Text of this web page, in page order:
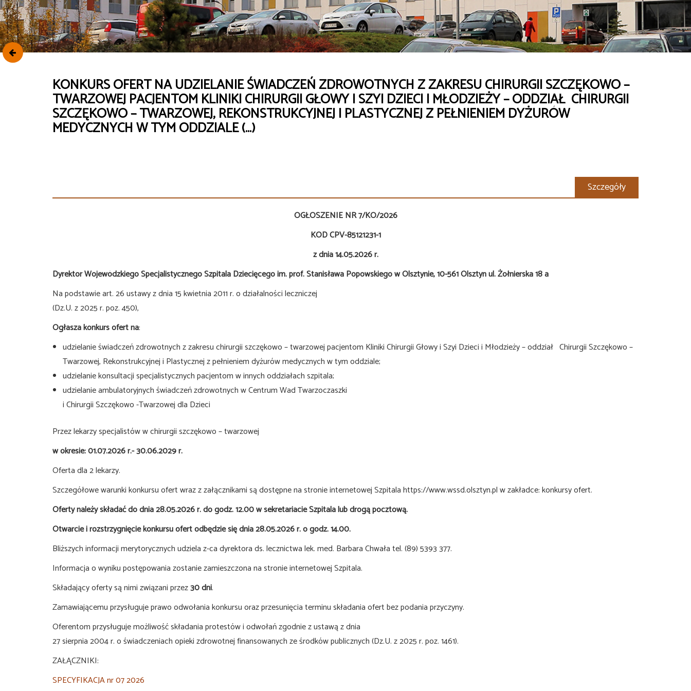
KONKURS OFERT NA UDZIELANIE ŚWIADCZEŃ ZDROWOTNYCH Z ZAKRESU CHIRURGII SZCZĘKOWO –
TWARZOWEJ PACJENTOM KLINIKI CHIRURGII GŁOWY I SZYI DZIECI I MŁODZIEŻY – ODDZIAŁ CHIRURGII
SZCZĘKOWO – TWARZOWEJ, REKONSTRUKCYJNEJ I PLASTYCZNEJ Z PEŁNIENIEM DYŻURÓW
MEDYCZNYCH W TYM ODDZIALE (…)
Szczegóły
OGŁOSZENIE NR 7/KO/2026
KOD CPV-85121231-1
z dnia 14.05.2026 r.
Dyrektor Wojewódzkiego Specjalistycznego Szpitala Dziecięcego im.prof. Stanisława Popowskiego w Olsztynie, 10-561 Olsztyn ul. Żołnierska 18 a
Na podstawie art. 26 ustawy z dnia 15 kwietnia 2011 r. o działalności leczniczej
(Dz.U. z 2025 r. poz. 450),
Ogłasza konkurs ofert na:
udzielanie świadczeń zdrowotnych z zakresu chirurgii szczękowo – twarzowej pacjentom Kliniki Chirurgii Głowy i Szyi Dzieci i Młodzieży – oddział Chirurgii Szczękowo –
Twarzowej, Rekonstrukcyjnej i Plastycznej z pełnieniem dyżurów medycznych w tym oddziale;
udzielanie konsultacji specjalistycznych pacjentom w innych oddziałach szpitala;
udzielanie ambulatoryjnych świadczeń zdrowotnych w Centrum Wad Twarzoczaszki
i Chirurgii Szczękowo -Twarzowej dla Dzieci
Przez lekarzy specjalistów w chirurgii szczękowo – twarzowej
w okresie: 01.07.2026 r.- 30.06.2029 r.
Oferta dla 2 lekarzy.
Szczegółowe warunki konkursu ofert wraz z załącznikami są dostępne na stronie internetowej Szpitala https://www.wssd.olsztyn.pl w zakładce: konkursy ofert.
Oferty należy składać do dnia 28.05.2026 r. do godz. 12.00 w sekretariacie Szpitala lub drogą pocztową.
Otwarcie i rozstrzygnięcie konkursu ofert odbędzie się dnia 28.05.2026 r. o godz. 14.00.
Bliższych informacji merytorycznych udziela z-ca dyrektora ds. lecznictwa lek. med. Barbara Chwała tel. (89) 5393 377.
Informacja o wyniku postępowania zostanie zamieszczona na stronie internetowej Szpitala.
Składający oferty są nimi związani przez30 dni.
Zamawiającemu przysługuje prawo odwołania konkursu oraz przesunięcia terminu składania ofert bez podania przyczyny.
Oferentom przysługuje możliwość składania protestów i odwołań zgodnie z ustawą z dnia
27 sierpnia 2004 r. o świadczeniach opieki zdrowotnej finansowanych ze środków publicznych (Dz.U. z 2025 r. poz. 1461).
ZAŁĄCZNIKI:
SPECYFIKACJA nr 07 2026